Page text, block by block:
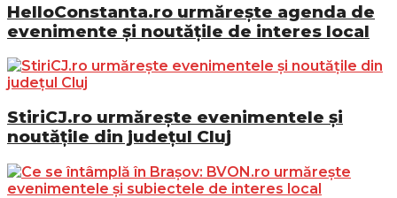
HelloConstanta.ro urmărește agenda de
evenimente și noutățile de interes local
StiriCJ.ro urmărește evenimentele și
noutățile din județul Cluj